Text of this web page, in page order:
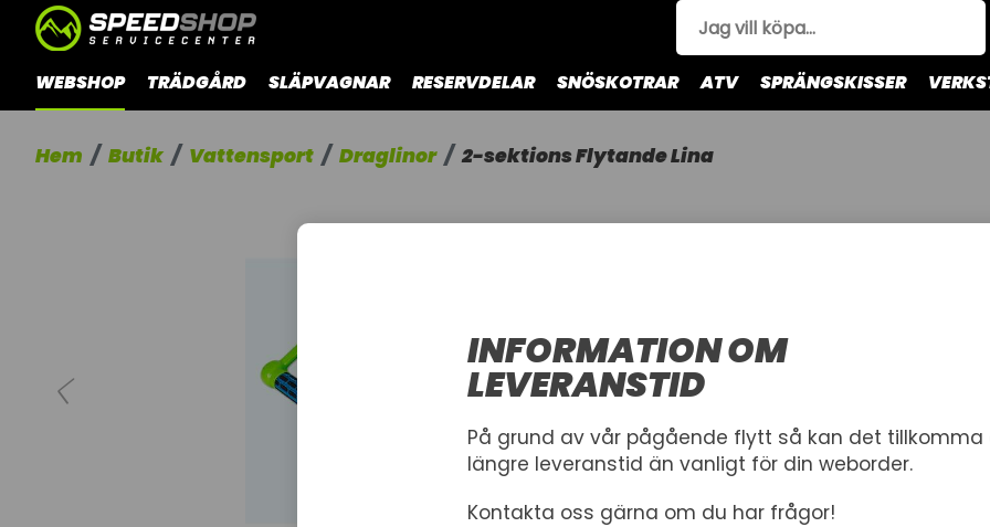
WEBSHOP TRÄDGÅRD SLÄPVAGNAR RESERVDELAR SNÖSKOTRAR ATV SPRÄNGSKISSER
Hem Butik Vattensport Draglinor 2-sektions Flytande Lina
2-
OBRIEN 2
för Vattenskidor
1004368 2214540
549,00 kr
Inkl. moms
INFORMATION OM
LEVERANSTID
På grund av vår pågående flytt så kan det tillkomma
längre leveranstid än vanligt för din weborder.
Kontakta oss gärna om du har frågor!